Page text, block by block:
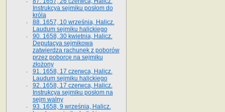
Instrukcya sejmiku posłom do
króla
88. 1657, 10 września, Halicz.
Laudum sejmiku halickiego
90. 1658, 30 kwietnia, Halicz.
Deputacya sejmikowa
zatwierdza rachunek z poborów
przez poborcę na sejmiku
złożony
91. 1658, 17 czerwca, Halicz.
Laudum sejmiku halickiego
92. 1658, 17 czerwca, Halicz.
Instrukcya sejmiku posłom na
sejm walny
93. 1658, 9 września, Halicz.